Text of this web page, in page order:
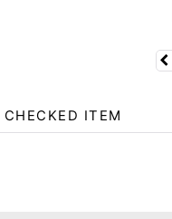
CHECKED ITEM